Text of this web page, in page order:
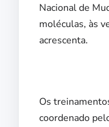
Nacional de
moléculas, às
acrescenta.
Os
coordenado